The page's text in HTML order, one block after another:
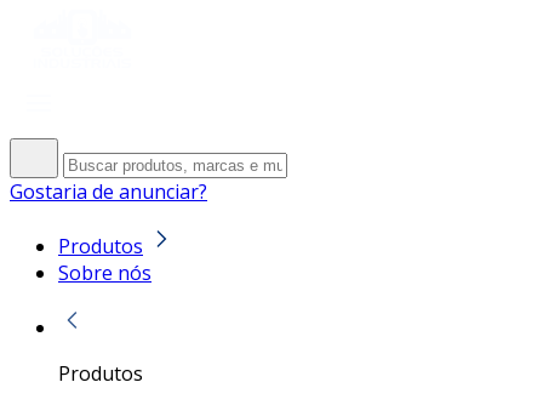
Gostaria de anunciar?
Produtos
Sobre nós
Produtos